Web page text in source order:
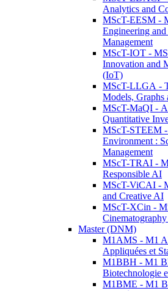
Analytics and
MScT-EESM -
Engineering
Management
MScT-IOT -
Innovation and
(IoT)
MScT-LLGA -
Models, Graphs
MScT-MaQI -
Quantitative
MScT-STEEM
Environment :
Management
MScT-TRAI -
Responsible AI
MScT-ViCAI -
and Creative AI
MScT-XCin -
Master (DNM)
M1AMS - M1
Appliquées et
M1BBH - M1
Biotechnologie
M1BME - M1